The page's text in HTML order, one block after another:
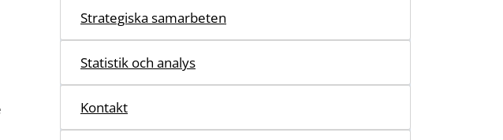
Strategiska samarbeten
Statistik och analys
Kontakt